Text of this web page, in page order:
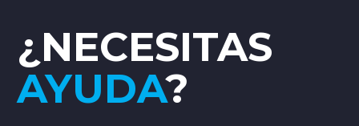
¿NECESITAS
AYUDA?